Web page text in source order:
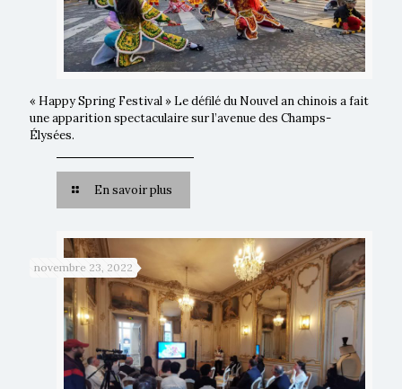
« Happy Spring Festival » Le défilé du Nouvel an chinois a fait
une apparition spectaculaire sur l’avenue des Champs-
Élysées.
En savoir plus
novembre 23, 2022